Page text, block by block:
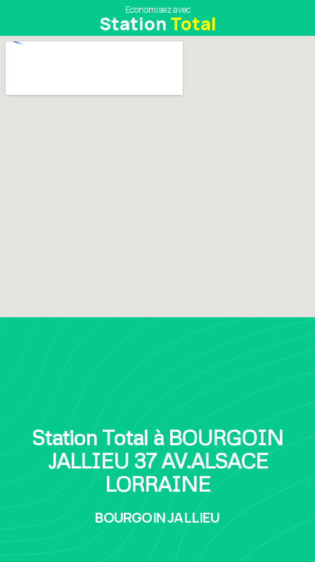
Economisez avec
Station Total
Station Total à BOURGOIN
JALLIEU 37 AV.ALSACE
LORRAINE
BOURGOIN JALLIEU